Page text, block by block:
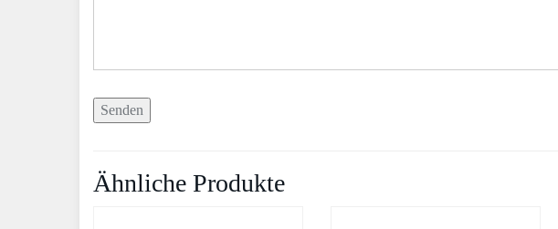
Ähnliche Produkte